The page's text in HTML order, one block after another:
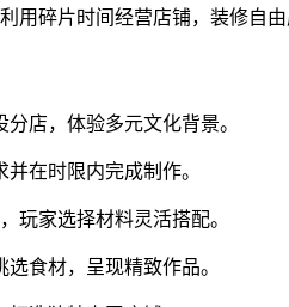
用碎片时间经营店铺，装修自
店，体验多元文化背景。
在时限内完成制作。
玩家选择材料灵活搭配。
食材，呈现精致作品。